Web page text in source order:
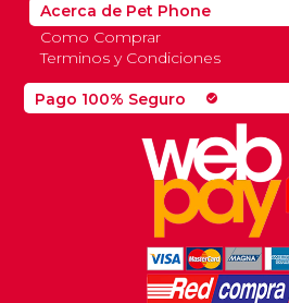
Pago 100% Seguro check_circle
Acerca de Pet Phone
Como Comprar
Terminos y Condiciones